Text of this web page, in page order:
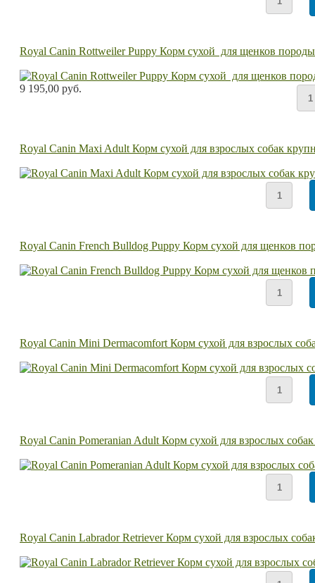
Royal Canin Rottweiler Puppy Корм сухой для щенков
9 195,00 руб.
Royal Canin Maxi Adult Корм сухой для взрослых собак
Royal Canin French Bulldog Puppy Корм сухой для щенков
Royal Canin Mini Dermacomfort Корм сухой для взрослых
Royal Canin Pomeranian Adult Корм сухой для взрослых
Royal Canin Labrador Retriever Корм сухой для взрослых